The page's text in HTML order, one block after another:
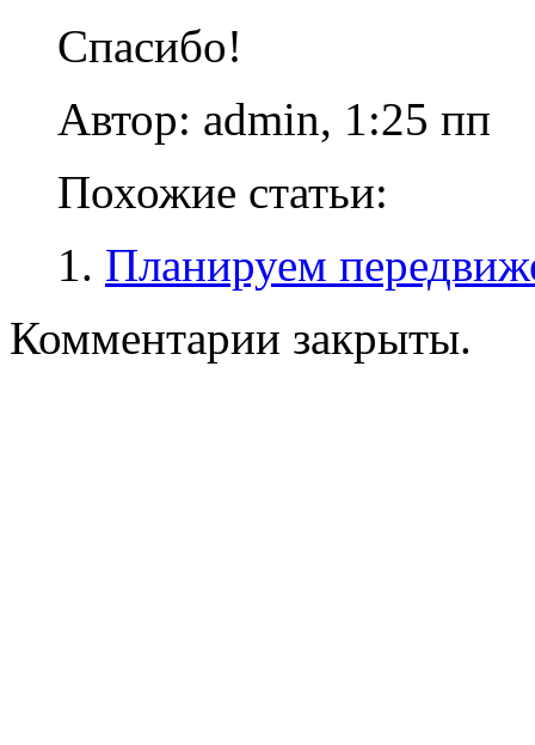
Спасибо!
Автор: admin, 1:25 пп
Похожие статьи:
Планируем
Комментарии закрыты.